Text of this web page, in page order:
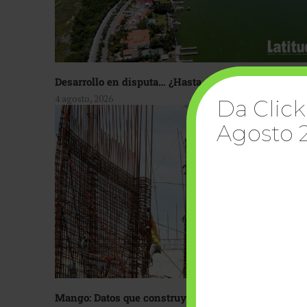
Desarrollo en disputa… ¿Hasta dónde crecer?
4 agosto, 2026
Mango: Datos que construyen confianza
Da
Agosto